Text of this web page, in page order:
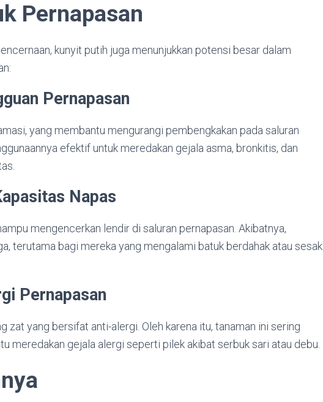
Pernapasan
kunyit putih juga menunjukkan potensi besar dalam
Pernapasan
yang membantu mengurangi pembengkakan pada saluran
efektif untuk meredakan gejala asma, bronkitis, dan
Napas
mengencerkan lendir di saluran pernapasan. Akibatnya,
terutama bagi mereka yang mengalami batuk berdahak atau sesak
Pernapasan
zat yang bersifat anti-alergi. Oleh karena itu, tanaman ini sering
meredakan gejala alergi seperti pilek akibat serbuk sari atau debu.